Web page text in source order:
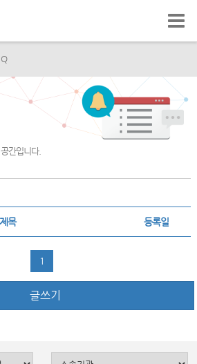
간입니다.
제목 등록일
1
글쓰기